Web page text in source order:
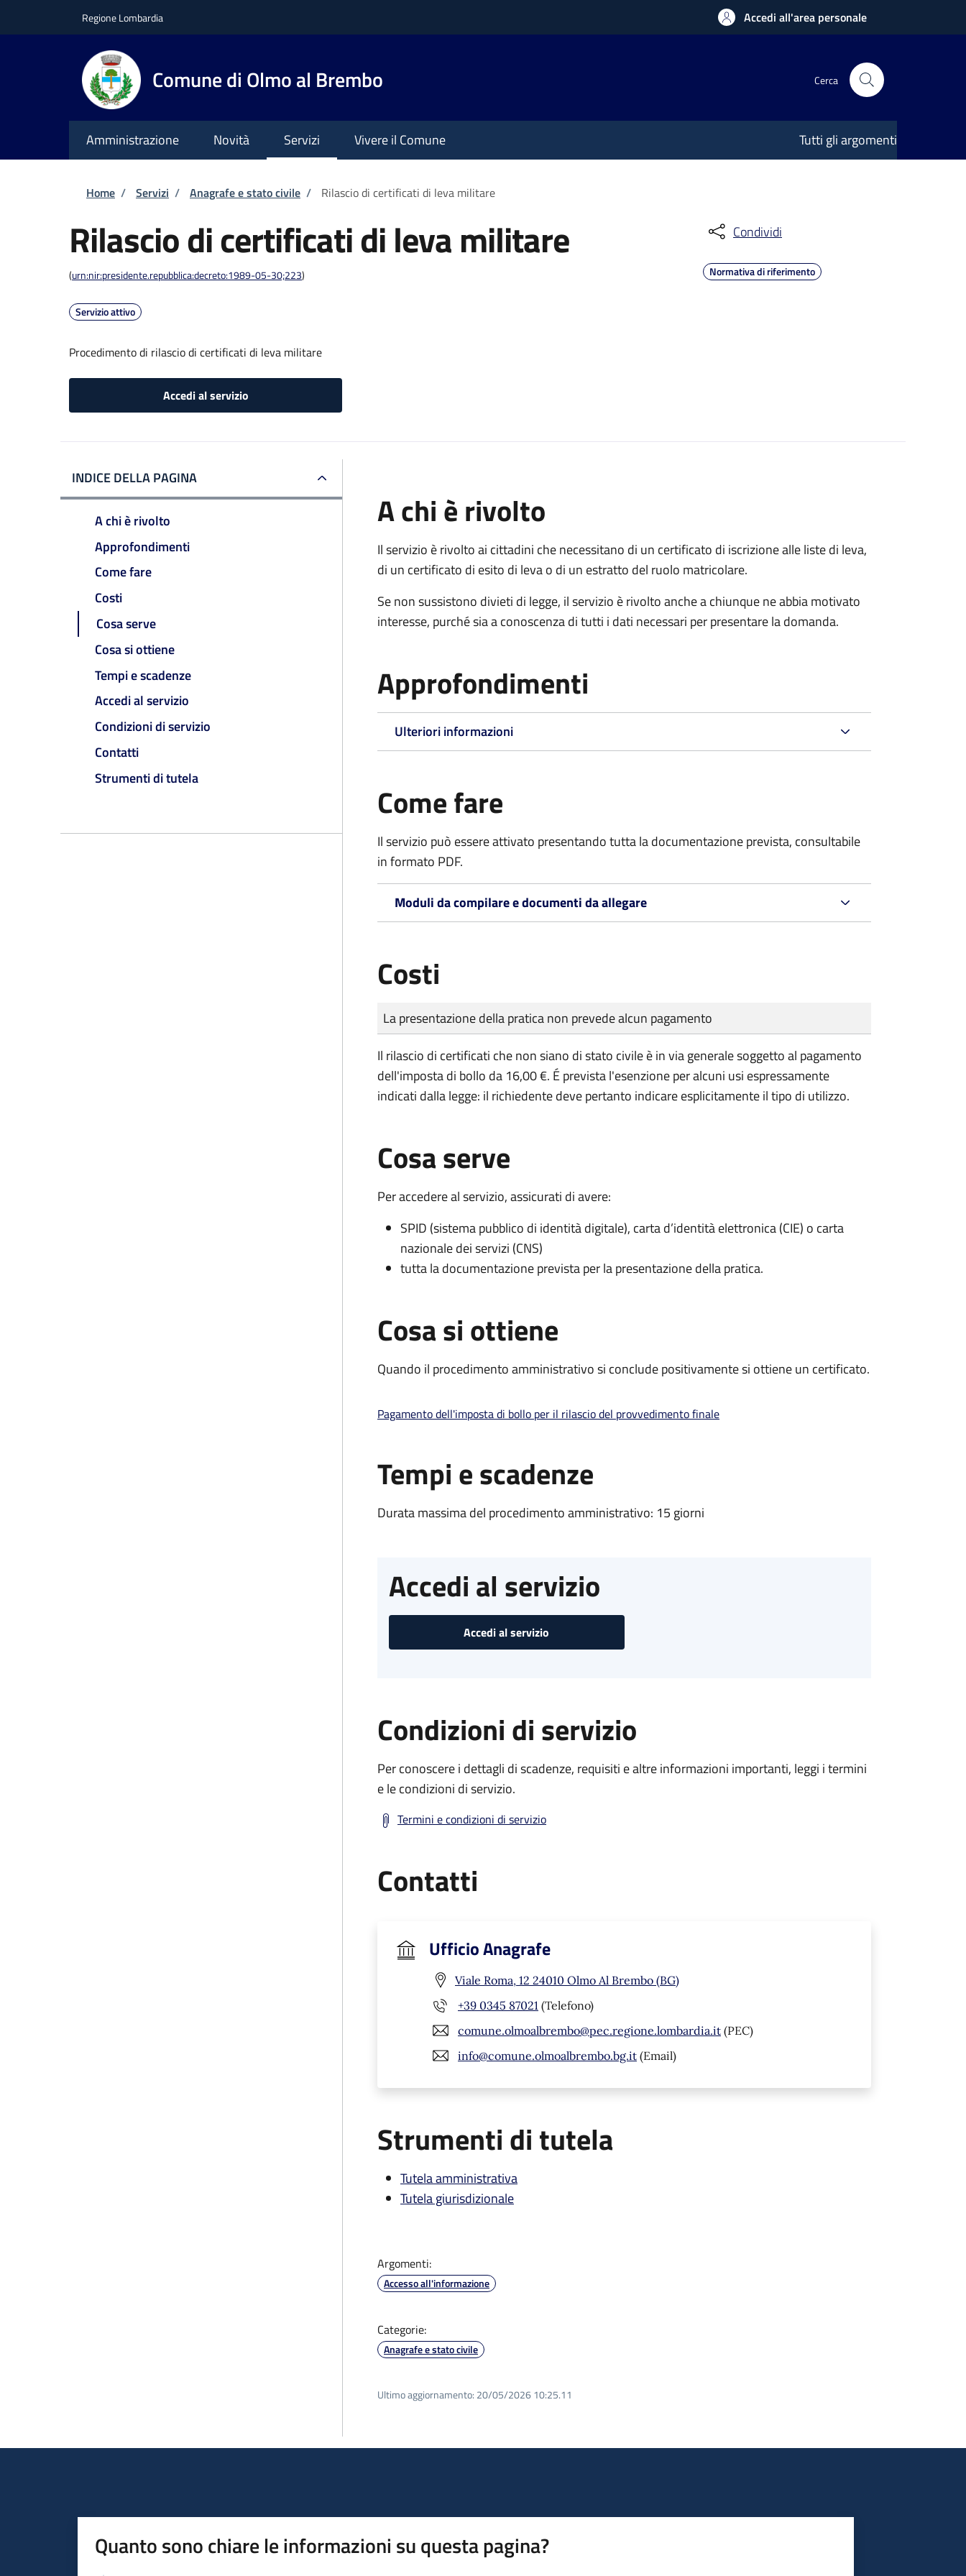
Regione Lombardia Accedi all'area personale
Comune di Olmo al Brembo Cerca
Amministrazione Novità Servizi Vivere il Comune Tutti gli argomenti
Briciole di pane
Home / Servizi / Anagrafe e stato civile / Rilascio di certificati di leva militare
Rilascio di certificati di leva militare
(urn:nir:presidente.repubblica:decreto:1989-05-30;223)
Servizio attivo
Procedimento di rilascio di certificati di leva militare
Accedi al servizio
Condividi
Normativa di riferimento
INDICE DELLA PAGINA
A chi è rivolto
Approfondimenti
Come fare
Costi
Cosa serve
Cosa si ottiene
Tempi e scadenze
Accedi al servizio
Condizioni di servizio
Contatti
Strumenti di tutela
A chi è rivolto
Il servizio è rivolto ai cittadini che necessitano di un certificato di iscrizione alle liste di leva,
di un certificato di esito di leva o di un estratto del ruolo matricolare.
Se non sussistono divieti di legge, il servizio è rivolto anche a chiunque ne abbia motivato
interesse, purché sia a conoscenza di tutti i dati necessari per presentare la domanda.
Approfondimenti
Ulteriori informazioni
Come fare
Il servizio può essere attivato presentando tutta la documentazione prevista, consultabile
in formato PDF.
Moduli da compilare e documenti da allegare
Costi
Tipo di pagamento
Importo
La presentazione della pratica non prevede alcun pagamento
Il rilascio di certificati che non siano di stato civile è in via generale soggetto al pagamento
dell'imposta di bollo da 16,00 €. É prevista l'esenzione per alcuni usi espressamente
indicati dalla legge: il richiedente deve pertanto indicare esplicitamente il tipo di utilizzo.
Cosa serve
Per accedere al servizio, assicurati di avere:
SPID (sistema pubblico di identità digitale), carta d’identità elettronica (CIE) o carta
nazionale dei servizi (CNS)
tutta la documentazione prevista per la presentazione della pratica.
Cosa si ottiene
Quando il procedimento amministrativo si conclude positivamente si ottiene un certificato.
Pagamento dell'imposta di bollo per il rilascio del provvedimento finale
Tempi e scadenze
Durata massima del procedimento amministrativo: 15 giorni
Accedi al servizio
Accedi al servizio
Condizioni di servizio
Per conoscere i dettagli di scadenze, requisiti e altre informazioni importanti, leggi i termini
e le condizioni di servizio.
Termini e condizioni di servizio
Contatti
Ufficio Anagrafe
Viale Roma, 12 24010 Olmo Al Brembo (BG)
+39 0345 87021 (Telefono)
comune.olmoalbrembo@pec.regione.lombardia.it (PEC)
info@comune.olmoalbrembo.bg.it (Email)
Strumenti di tutela
Tutela amministrativa
Tutela giurisdizionale
Argomenti:
Accesso all'informazione
Categorie:
Anagrafe e stato civile
Ultimo aggiornamento: 20/05/2026 10:25.11
Quanto sono chiare le informazioni su questa pagina?